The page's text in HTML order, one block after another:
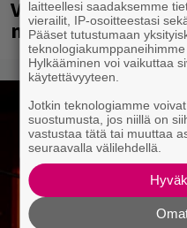
Veikkaus Arenalla
myös
laitteellesi saadaksemme
vierailit, IP-osoitteestasi
Pääset tutustumaan
Hylkääminen voi vaikuttaa
käytettävyyteen.
Jotkin teknologiamme
suostumusta, jos niillä on
vastustaa tätä tai muuttaa
seuraavalla välilehdellä.